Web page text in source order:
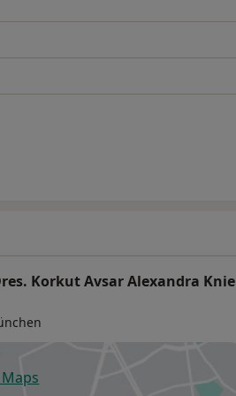
Korkut Avsar Alexandra Knie
in einer neuen Registerkarte